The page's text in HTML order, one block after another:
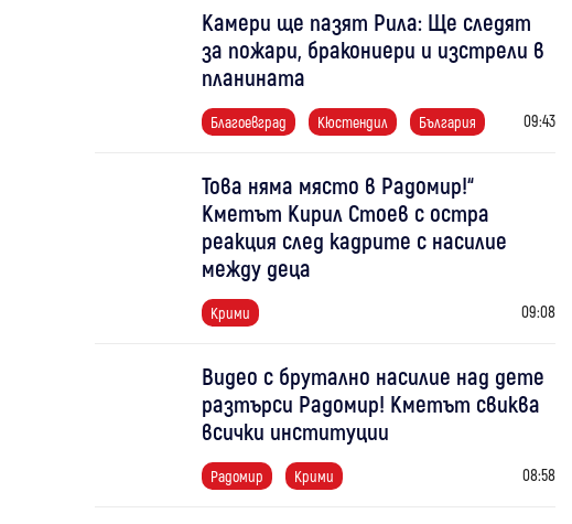
Камери ще пазят Рила: Ще следят
за пожари, бракониери и изстрели в
планината
Благоевград Кюстендил България 09:43
Това няма място в Радомир!“
Кметът Кирил Стоев с остра
реакция след кадрите с насилие
между деца
Крими 09:08
Видео с брутално насилие над дете
разтърси Радомир! Кметът свиква
всички институции
Радомир Крими 08:58